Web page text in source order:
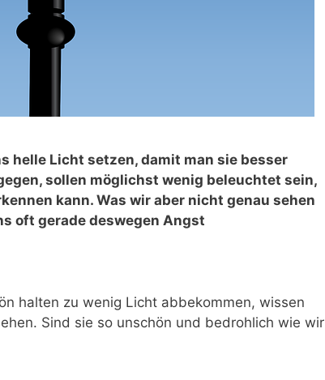
helle Licht setzen, damit man sie besser
sollen möglichst wenig beleuchtet sein,
kann. Was wir aber nicht genau sehen
oft gerade deswegen Angst
halten zu wenig Licht abbekommen, wissen
Sind sie so unschön und bedrohlich wie wir